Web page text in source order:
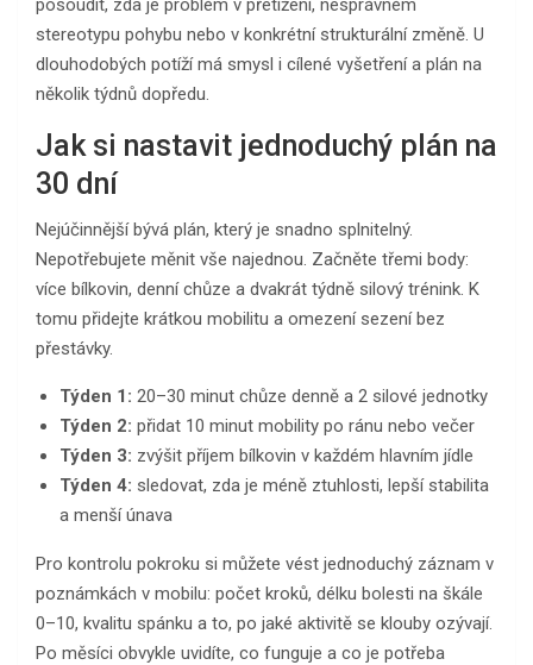
posoudit, zda je problém v přetížení, nesprávném
stereotypu pohybu nebo v konkrétní strukturální změně. U
dlouhodobých potíží má smysl i cílené vyšetření a plán na
několik týdnů dopředu.
Jak si nastavit jednoduchý plán na
30 dní
Nejúčinnější bývá plán, který je snadno splnitelný.
Nepotřebujete měnit vše najednou. Začněte třemi body:
více bílkovin, denní chůze a dvakrát týdně silový trénink. K
tomu přidejte krátkou mobilitu a omezení sezení bez
přestávky.
Týden 1: 20–30 minut chůze denně a 2 silové jednotky
Týden 2: přidat 10 minut mobility po ránu nebo večer
Týden 3: zvýšit příjem bílkovin v každém hlavním jídle
Týden 4: sledovat, zda je méně ztuhlosti, lepší stabilita
a menší únava
Pro kontrolu pokroku si můžete vést jednoduchý záznam v
poznámkách v mobilu: počet kroků, délku bolesti na škále
0–10, kvalitu spánku a to, po jaké aktivitě se klouby ozývají.
Po měsíci obvykle uvidíte, co funguje a co je potřeba